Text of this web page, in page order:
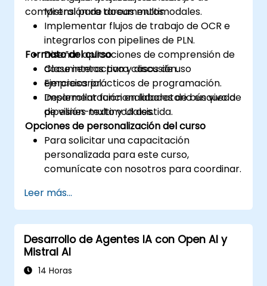
comprensión de documentos.
Mistral para tareas multimodales.
Implementar flujos de trabajo de OCR e
integrarlos con pipelines de PLN.
Diseñar aplicaciones de comprensión de
documentos para casos de uso
empresarial.
Desarrollar funcionalidades de búsqueda
de visión-texto y UI asistida.
Formato del curso
Clase interactiva y discusión.
Ejercicios prácticos de programación.
Implementación en laboratorio en vivo de
pipelines multimodales.
Opciones de personalización del curso
Para solicitar una capacitación
personalizada para este curso,
comunícate con nosotros para coordinar.
Leer más...
Desarrollo de Agentes IA con Open AI y
Mistral AI
14 Horas